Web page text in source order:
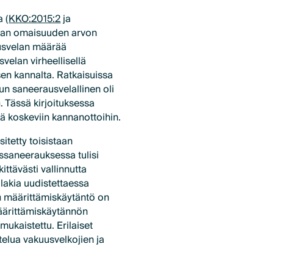
(KKO:2015:2ja
omaisuuden arvon
määrää
virheellisellä
kannalta. Ratkaisuissa
saneerausvelallinen oli
kirjoituksessa
koskeviin kannanottoihin.
toisistaan
tulisi
vallinnutta
uudistettaessa
on
Erilaiset
vakuusvelkojien ja